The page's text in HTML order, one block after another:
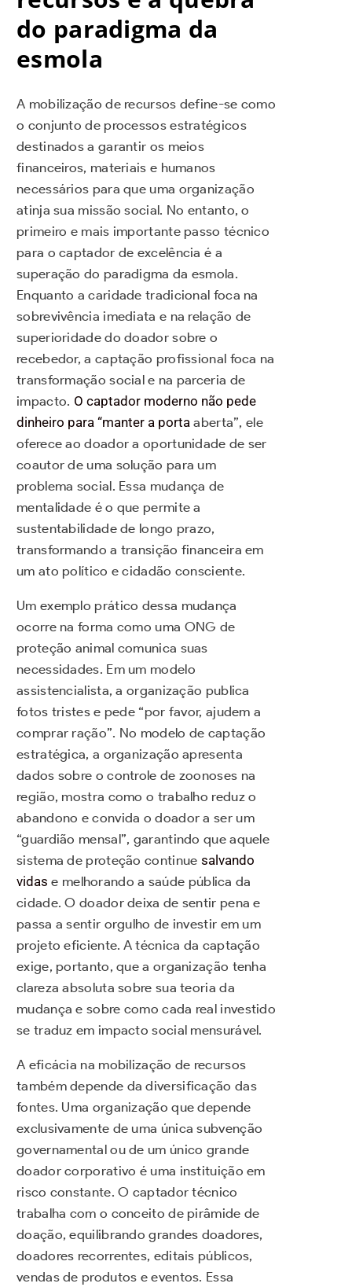
do paradigma da
esmola
A mobilização de recursos define-se como
o conjunto de processos estratégicos
destinados a garantir os meios
financeiros, materiais e humanos
necessários para que uma organização
atinja sua missão social. No entanto, o
primeiro e mais importante passo técnico
para o captador de excelência é a
superação do paradigma da esmola.
Enquanto a caridade tradicional foca na
sobrevivência imediata e na relação de
superioridade do doador sobre o
recebedor, a captação profissional foca na
transformação social e na parceria de
impacto. O captador moderno não pede
dinheiro para “manter a porta aberta”, ele
oferece ao doador a oportunidade de ser
coautor de uma solução para um
problema social. Essa mudança de
mentalidade é o que permite a
sustentabilidade de longo prazo,
transformando a transição financeira em
um ato político e cidadão consciente.
Um exemplo prático dessa mudança
ocorre na forma como uma ONG de
proteção animal comunica suas
necessidades. Em um modelo
assistencialista, a organização publica
fotos tristes e pede “por favor, ajudem a
comprar ração”. No modelo de captação
estratégica, a organização apresenta
dados sobre o controle de zoonoses na
região, mostra como o trabalho reduz o
abandono e convida o doador a ser um
“guardião mensal”, garantindo que aquele
sistema de proteção continue salvando
vidas e melhorando a saúde pública da
cidade. O doador deixa de sentir pena e
passa a sentir orgulho de investir em um
projeto eficiente. A técnica da captação
exige, portanto, que a organização tenha
clareza absoluta sobre sua teoria da
mudança e sobre como cada real investido
se traduz em impacto social mensurável.
A eficácia na mobilização de recursos
também depende da diversificação das
fontes. Uma organização que depende
exclusivamente de uma única subvenção
governamental ou de um único grande
doador corporativo é uma instituição em
risco constante. O captador técnico
trabalha com o conceito de pirâmide de
doação, equilibrando grandes doadores,
doadores recorrentes, editais públicos,
vendas de produtos e eventos. Essa